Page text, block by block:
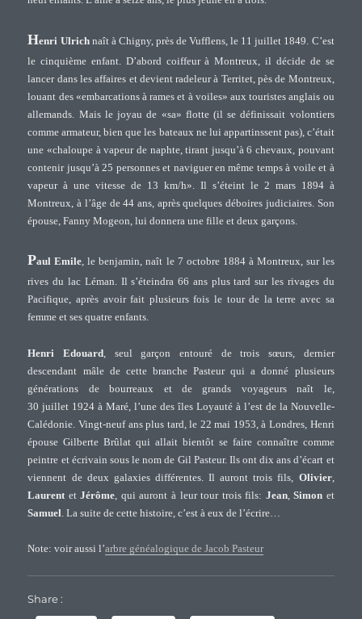
Henri Ulrichnaît à Chigny, près de Vufflens, le 11 juillet 1849. C’est
le cinquième enfant. D’abord coiffeur à Montreux, il décide de se
lancer dans les affaires et devient radeleur à Territet, pès de Montreux,
louant des «embarcations à rames et à voiles» aux touristes anglais ou
allemands. Mais le joyau de «sa» flotte (il se définissait volontiers
comme armateur, bien que les bateaux ne lui appartinssent pas), c’était
une «chaloupe à vapeur de naphte, tirant jusqu’à 6 chevaux, pouvant
contenir jusqu’à 25 personnes et naviguer en même temps à voile et à
vapeur à une vitesse de 13 km/h». Il s’éteint le 2 mars 1894 à
Montreux, à l’âge de 44 ans, après quelques déboires judiciaires. Son
épouse, Fanny Mogeon, lui donnera une fille et deux garçons.
Paul Emile, le benjamin, naît le 7 octobre 1884 à Montreux, sur les
rives du lac Léman. Il s’éteindra 66 ans plus tard sur les rivages du
Pacifique, après avoir fait plusieurs fois le tour de la terre avec sa
femme et ses quatre enfants.
Henri Edouard , seul garçon entouré de trois sœurs, dernier
descendant mâle de cette branche Pasteur qui a donné plusieurs
générations de bourreaux et de grands voyageurs naît le,
30 juillet 1924 à Maré, l’une des îles Loyauté à l’est de la Nouvelle-
Calédonie. Vingt-neuf ans plus tard, le 22 mai 1953, à Londres, Henri
épouse Gilberte Brûlat qui allait bientôt se faire connaître comme
peintre et écrivain sous le nom de Gil Pasteur. Ils ont dix ans d’écart et
viennent de deux galaxies différentes. Il auront trois fils, Olivier,
Laurent etJérôme , qui auront à leur tour trois fils: Jean,Simon et
Samuel . La suite de cette histoire, c’est à eux de l’écrire…
Note: voir aussi l’arbre généalogique de Jacob Pasteur
Share :